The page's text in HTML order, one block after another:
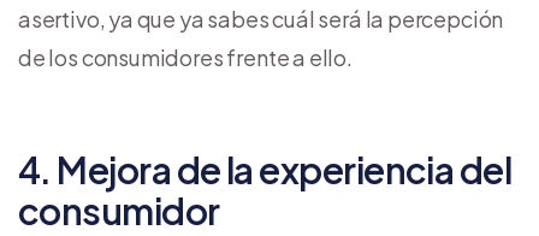
asertivo, ya que ya sabes cuál será la percepción
de los consumidores frente a ello.
4. Mejora de la experiencia del
consumidor